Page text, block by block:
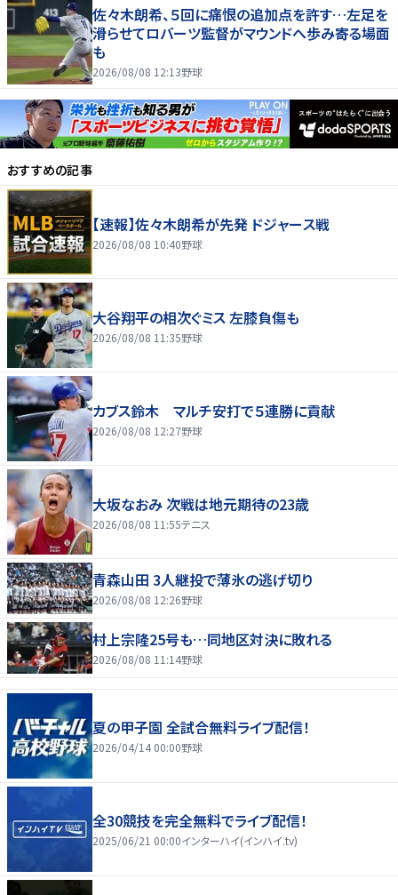
佐々木朗希、５回に痛恨の追加点を許す…左足を
滑らせてロバーツ監督がマウンドへ歩み寄る場面
も
2026/08/08 12:13野球
おすすめの記事
【速報】佐々木朗希が先発 ドジャース戦
2026/08/08 10:40野球
大谷翔平の相次ぐミス 左膝負傷も
2026/08/08 11:35野球
カブス鈴木 マルチ安打で５連勝に貢献
2026/08/08 12:27野球
大坂なおみ 次戦は地元期待の23歳
2026/08/08 11:55テニス
青森山田 3人継投で薄氷の逃げ切り
2026/08/08 12:26野球
村上宗隆25号も…同地区対決に敗れる
2026/08/08 11:14野球
夏の甲子園 全試合無料ライブ配信！
2026/04/14 00:00野球
全30競技を完全無料でライブ配信！
2025/06/21 00:00インターハイ(インハイ.tv)